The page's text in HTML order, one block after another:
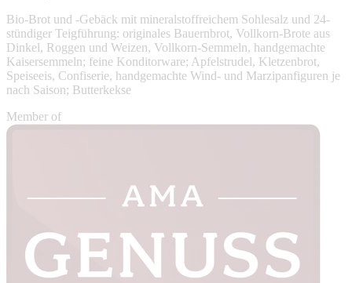
Bio-Brot und -Gebäck mit mineralstoffreichem Sohlesalz und 24-
stündiger Teigführung: originales Bauernbrot, Vollkorn-Brote aus
Dinkel, Roggen und Weizen, Vollkorn-Semmeln, handgemachte
Kaisersemmeln; feine Konditorware; Apfelstrudel, Kletzenbrot,
Speiseeis, Confiserie, handgemachte Wind- und Marzipanfiguren je
nach Saison; Butterkekse
Member of